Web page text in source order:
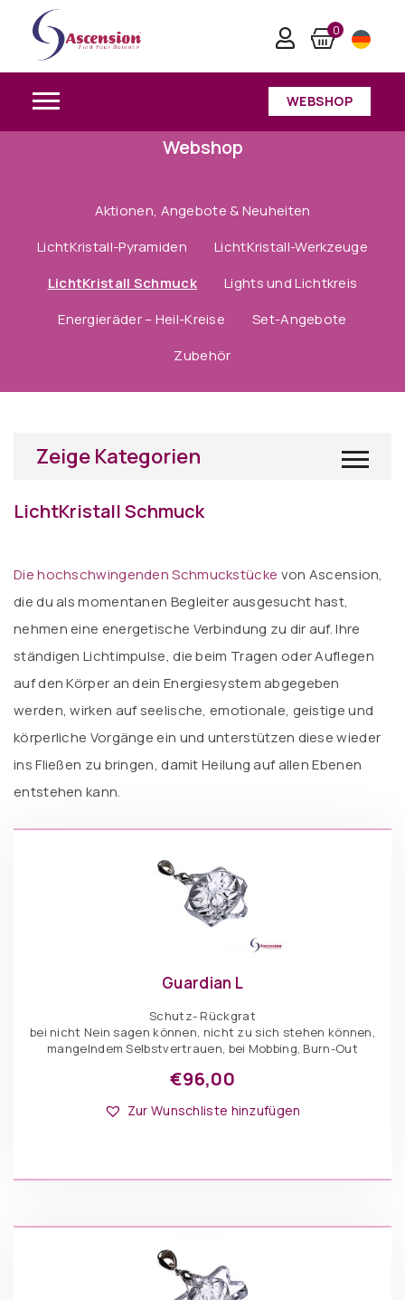
0
WEBSHOP
Webshop
Aktionen, Angebote & Neuheiten
LichtKristall-Pyramiden
LichtKristall-Werkzeuge
LichtKristall Schmuck
Lights und Lichtkreis
Energieräder – Heil-Kreise
Set-Angebote
Zubehör
Zeige Kategorien
LichtKristall Schmuck
Die hochschwingenden Schmuckstücke von Ascension,
die du als momentanen Begleiter ausgesucht hast,
nehmen eine energetische Verbindung zu dir auf. Ihre
ständigen Lichtimpulse, die beim Tragen oder Auflegen
auf den Körper an dein Energiesystem abgegeben
werden, wirken auf seelische, emotionale, geistige und
körperliche Vorgänge ein und unterstützen diese wieder
ins Fließen zu bringen, damit Heilung auf allen Ebenen
entstehen kann.
Guardian L
Schutz- Rückgrat
bei nicht Nein sagen können, nicht zu sich stehen können,
mangelndem Selbstvertrauen, bei Mobbing, Burn-Out
€96,00
Zur Wunschliste hinzufügen